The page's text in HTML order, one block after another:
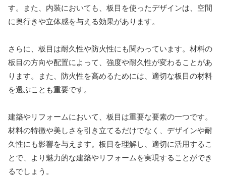
す。また、内装においても、板目を使ったデザインは、空間
に奥行きや立体感を与える効果があります。
さらに、板目は耐久性や防火性にも関わっています。材料の
板目の方向や配置によって、強度や耐久性が変わることがあ
ります。また、防火性を高めるためには、適切な板目の材料
を選ぶことも重要です。
建築やリフォームにおいて、板目は重要な要素の一つです。
材料の特徴や美しさを引き立てるだけでなく、デザインや耐
久性にも影響を与えます。板目を理解し、適切に活用するこ
とで、より魅力的な建築やリフォームを実現することができ
るでしょう。